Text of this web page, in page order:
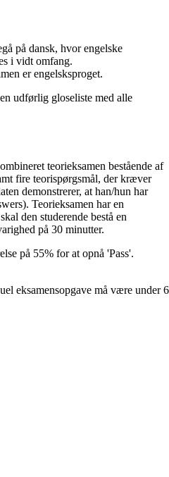
på dansk, hvor engelske
i vidt omfang.
er engelsksproget.
udførlig gloseliste med alle
teorieksamen bestående af
fire teorispørgsmål, der kræver
demonstrerer, at han/hun har
Teorieksamen har en
den studerende bestå en
på 30 minutter.
på 55% for at opnå 'Pass'.
eksamensopgave må være under